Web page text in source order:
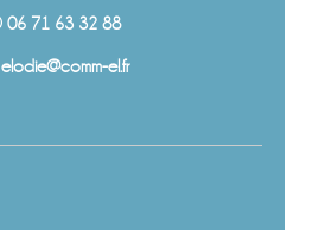
06 71 63 32 88
elodie@comm-el.fr